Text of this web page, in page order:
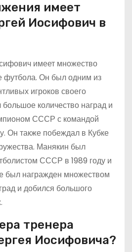
имеет
Иосифович в
имеет множество
футбола. Он был одним из
игроков своего
количество наград и
СССР с командой
Он также побеждал в Кубке
Манякин был
СССР в 1989 году и
был награжден множеством
и добился большого
тренера
Иосифовича?